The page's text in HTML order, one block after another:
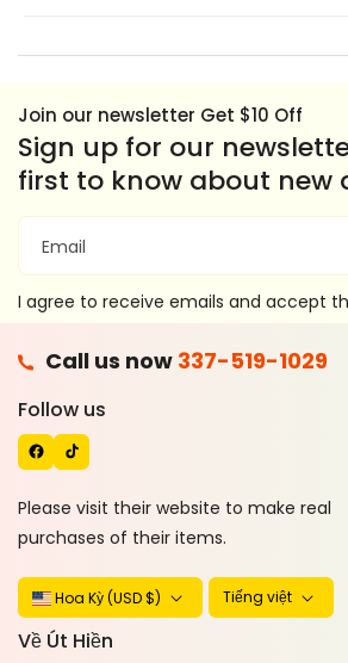
Join our newsletter Get $10 Off
Sign up for our
first to know about new
Email
I agree to receive emails and accept
Call us now 337-519-1029
Follow us
C
E
B
O
O
T
I
K
T
O
K
Please visit their website to make real
purchases of their items.
Hoa Kỳ (USD $) Tiếng việt
Về Út Hiền